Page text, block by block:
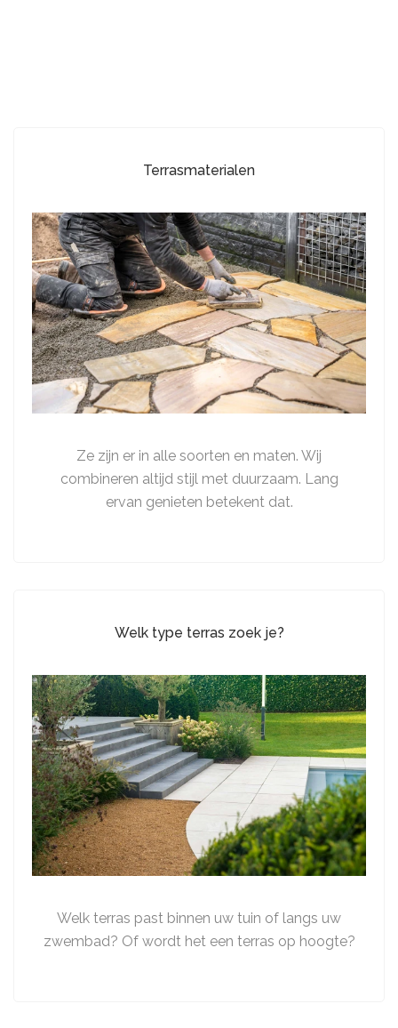
Terrasmaterialen
Ze zijn er in alle soorten en maten. Wij
combineren altijd stijl met duurzaam. Lang
ervan genieten betekent dat.
Welk type terras zoek je?
Welk terras past binnen uw tuin of langs uw
zwembad? Of wordt het een terras op hoogte?